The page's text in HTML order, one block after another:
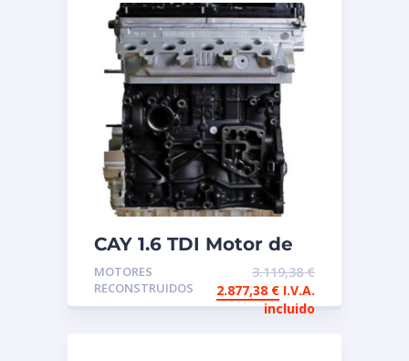
CAY 1.6 TDI Motor de
intercambio
reconstruido
MOTORES
RECONSTRUIDOS
3.119,38€
2.877,38 € I.V.A.
incluido